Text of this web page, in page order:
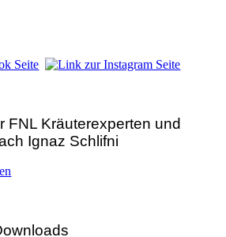
FNL Kräuterexperten und
Ignaz Schlifni